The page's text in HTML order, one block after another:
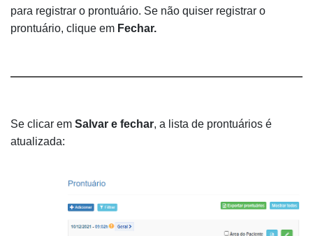
para registrar o prontuário. Se não quiser registrar o
prontuário, clique em Fechar.
Se clicar em Salvar e fechar, a lista de prontuários é
atualizada: